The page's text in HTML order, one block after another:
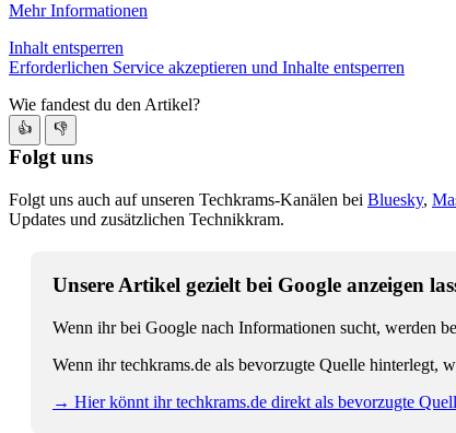
Mehr Informationen
Inhalt entsperren
Erforderlichen Service akzeptieren und Inhalte entsperren
Wie fandest du den Artikel?
👍 👎
Folgt uns
Folgt uns auch auf unseren Techkrams-Kanälen bei Bluesky,
Updates und zusätzlichen Technikkram.
Unsere Artikel gezielt bei Google anzeigen
Wenn ihr bei Google nach Informationen sucht, werden
Wenn ihr techkrams.de als bevorzugte Quelle hinterlegt,
→ Hier könnt ihr techkrams.de direkt als bevorzugte